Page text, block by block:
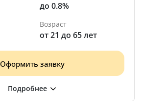
до 0.8%
Возраст
от 21 до 65 лет
Оформить заявку